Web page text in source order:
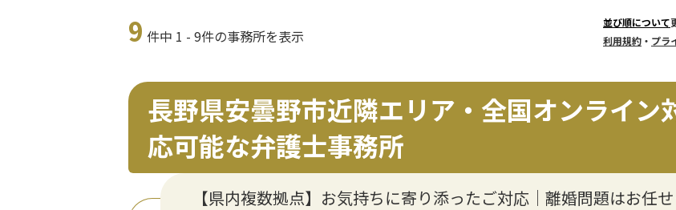
9 件中 1 - 9件の事務所を表示
並び順について
利用規約 ・ プラ
長野県安曇野市近隣エリア・全国オンライン
応可能な弁護士事務所
【県内複数拠点】お気持ちに寄り添ったご対応｜離婚問題はお任